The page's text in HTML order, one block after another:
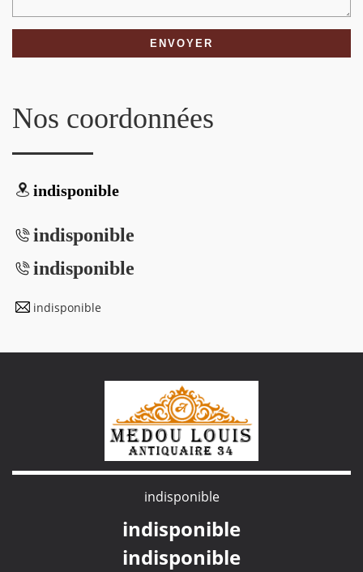
Nos coordonnées
indisponible
indisponible
indisponible
indisponible
indisponible
indisponible
indisponible